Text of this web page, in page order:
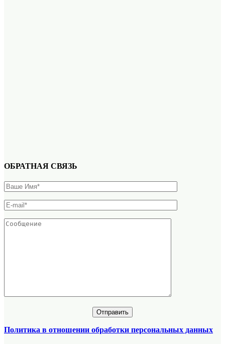
ОБРАТНАЯ СВЯЗЬ
Политика в отношении обработки персональных данных